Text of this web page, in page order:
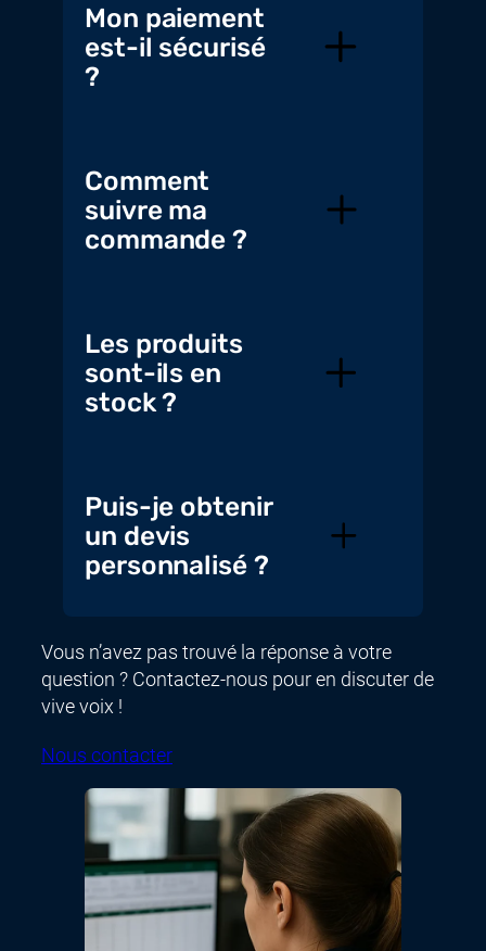
Mon paiement
est-il sécurisé
?
Comment
suivre ma
commande ?
Les produits
sont-ils en
stock ?
Puis-je obtenir
un devis
personnalisé ?
Vous n’avez pas trouvé la réponse à votre
question ? Contactez-nous pour en discuter de
vive voix !
Nous contacter